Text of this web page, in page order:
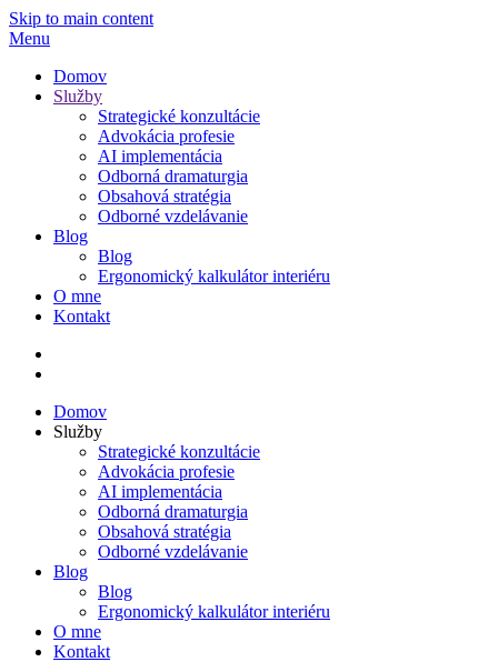
Skip to main content
Menu
Domov
Služby
Strategické konzultácie
Advokácia profesie
AI implementácia
Odborná dramaturgia
Obsahová stratégia
Odborné vzdelávanie
Blog
Blog
Ergonomický kalkulátor interiéru
O mne
Kontakt
Domov
Služby
Strategické konzultácie
Advokácia profesie
AI implementácia
Odborná dramaturgia
Obsahová stratégia
Odborné vzdelávanie
Blog
Blog
Ergonomický kalkulátor interiéru
O mne
Kontakt